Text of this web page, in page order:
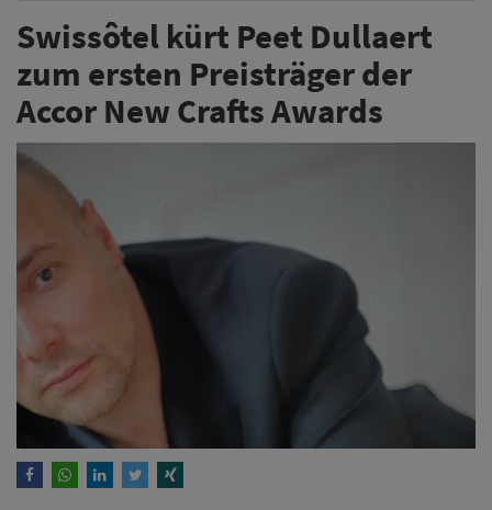
Swissôtel kürt Peet Dullaert
zum ersten Preisträger der
Accor New Crafts Awards